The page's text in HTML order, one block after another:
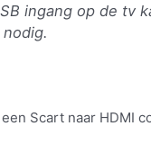
ingang op de tv
Scart naar HDMI